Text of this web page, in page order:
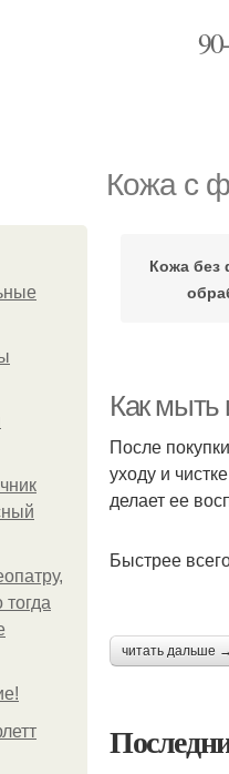
Кожа с
Кожа
Как мыть
После
уходу и
делает ее
Быстрее
читать дальше →